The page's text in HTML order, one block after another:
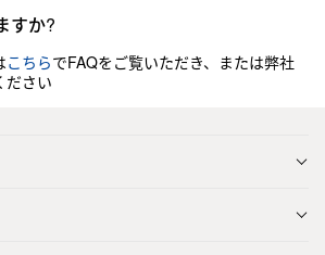
すか?
こちらでFAQをご覧いただき、または弊社
ださい